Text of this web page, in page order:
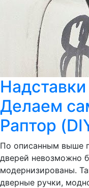
Делаем
Раптор
По описанным выше
дверей невозможно
модернизированы.
дверные ручки,